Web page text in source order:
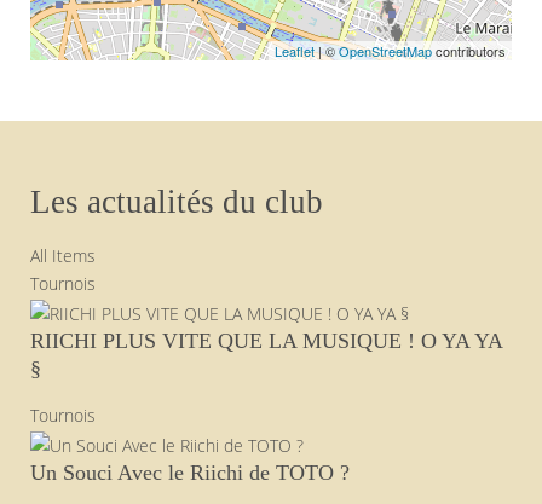
Leaflet| ©OpenStreetMapcontributors
Les actualités du club
All Items
Tournois
RIICHI PLUS VITE QUE LA MUSIQUE ! O YA YA
§
Tournois
Un Souci Avec le Riichi de TOTO ?